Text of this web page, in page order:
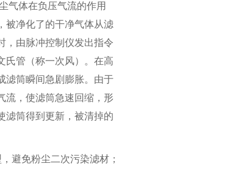
气体在负压气流的作用
被净化了的干净气体从滤
，由脉冲控制仪发出指令
氏管（称一次风）。在高
滤筒瞬间急剧膨胀。由于
流，使滤筒急速回缩，形
滤筒得到更新，被清掉的
避免粉尘二次污染滤材；